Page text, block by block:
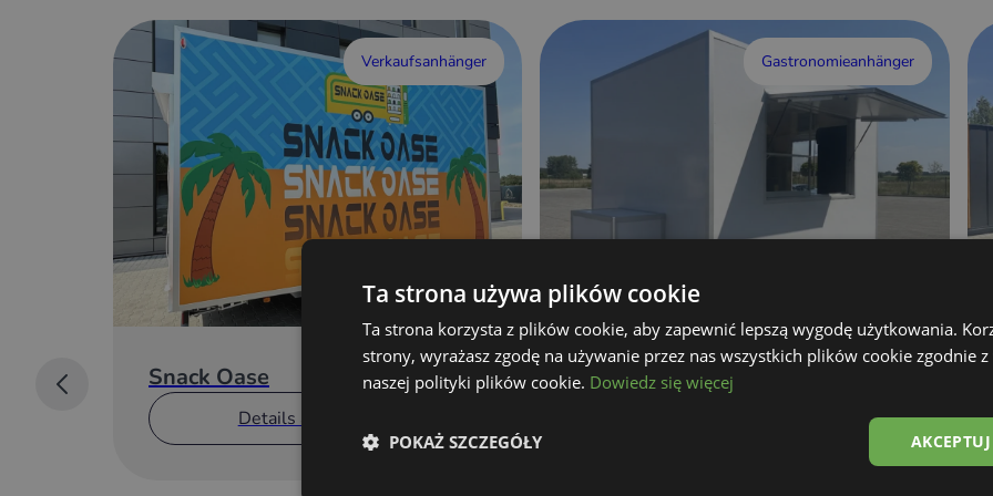
Verkaufsanhänger
Snack Oase
Details anzeigen
Gastronomieanhänger
Imbisswagen
Ta strona używa plików cookie
Ta strona korzysta z plików cookie, aby zapewnić lepszą wygodę użytkowania.
strony, wyrażasz zgodę na używanie przez nas wszystkich plików cookie zgodnie
naszej polityki plików cookie. Dowiedz się więcej
POKAŻ SZCZEGÓŁY